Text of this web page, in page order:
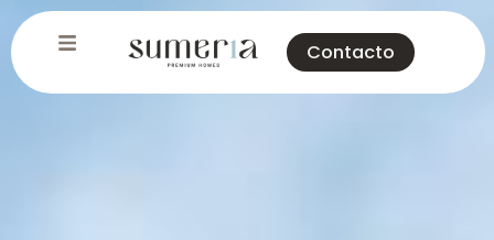
Contacto